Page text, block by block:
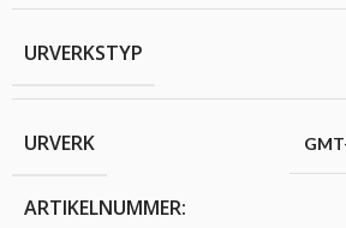
URVERKSTYP
URVERK
ARTIKELNUMMER: